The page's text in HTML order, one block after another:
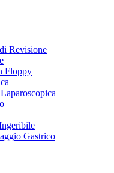
Revisione
Floppy
Gastrico